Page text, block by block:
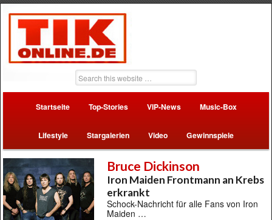
Startseite Top-Stories VIP-News Music-Box
Lifestyle Stargalerien Video Gewinnspiele
Bruce Dickinson
Iron Maiden Frontmann an Krebs
erkrankt
Schock-Nachricht für alle Fans von Iron
Maiden …